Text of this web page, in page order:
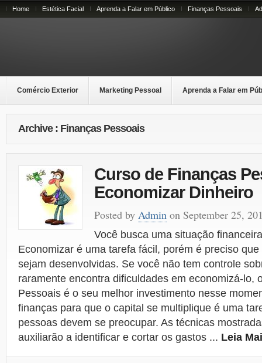
Home Estética Facial Aprenda a Falar em Público Finanças Pessoais
Comércio Exterior Marketing Pessoal Aprenda a Falar em
Archive : Finanças Pessoais
Curso de Finanças
Economizar Dinheiro
Posted by Admin on September 25,
Você busca uma situação
Economizar é uma tarefa fácil, porém é preciso
sejam desenvolvidas. Se você não tem controle
raramente encontra dificuldades em economizá-lo,
Pessoais é o seu melhor investimento nesse
finanças para que o capital se multiplique é uma
pessoas devem se preocupar. As técnicas
auxiliarão a identificar e cortar os gastos ... Leia